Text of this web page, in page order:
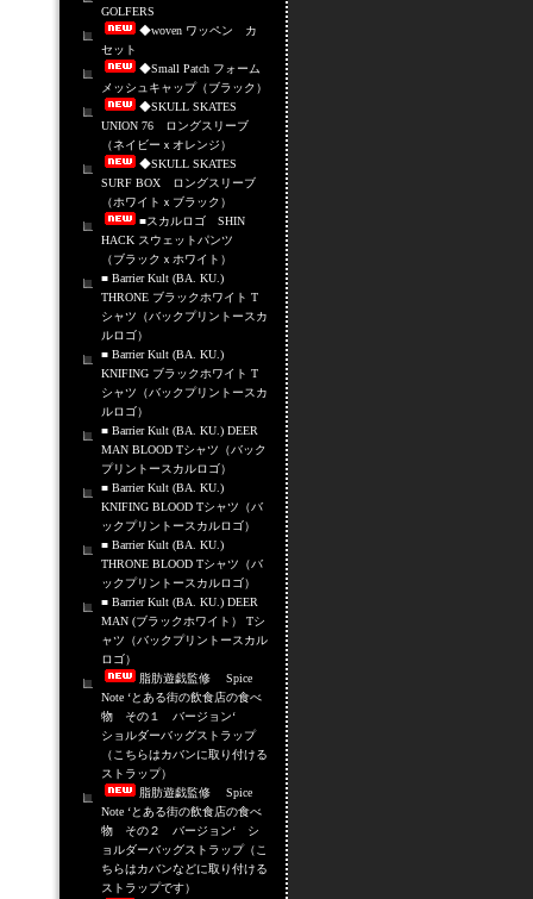
GOLFERS
◆woven ワッペン カ
セット
◆Small Patch フォーム
メッシュキャップ（ブラック）
◆SKULL SKATES
UNION 76 ロングスリーブ
（ネイビーｘオレンジ）
◆SKULL SKATES
SURF BOX ロングスリーブ
（ホワイトｘブラック）
■スカルロゴ SHIN
HACK スウェットパンツ
（ブラックｘホワイト）
■ Barrier Kult (BA. KU.)
THRONE ブラックホワイト T
シャツ（バックプリントースカ
ルロゴ）
■ Barrier Kult (BA. KU.)
KNIFING ブラックホワイト T
シャツ（バックプリントースカ
ルロゴ）
■ Barrier Kult (BA. KU.) DEER
MAN BLOOD Tシャツ（バック
プリントースカルロゴ）
■ Barrier Kult (BA. KU.)
KNIFING BLOOD Tシャツ（バ
ックプリントースカルロゴ）
■ Barrier Kult (BA. KU.)
THRONE BLOOD Tシャツ（バ
ックプリントースカルロゴ）
■ Barrier Kult (BA. KU.) DEER
MAN (ブラックホワイト） Tシ
ャツ（バックプリントースカル
ロゴ）
脂肪遊戯監修 Spice
Note ‘とある街の飲食店の食べ
物 その１ バージョン‘
ショルダーバッグストラップ
（こちらはカバンに取り付ける
ストラップ）
脂肪遊戯監修 Spice
Note ‘とある街の飲食店の食べ
物 その２ バージョン‘ シ
ョルダーバッグストラップ（こ
ちらはカバンなどに取り付ける
ストラップです）